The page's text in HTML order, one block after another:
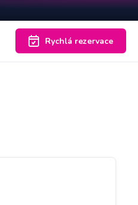
Rychlá rezervace